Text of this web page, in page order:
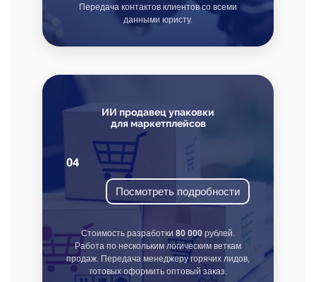
Передача контактов клиентов со всеми
данными юристу.
ИИ продавец упаковки
для маркетплейсов
04
Посмотреть подробности
Стоимость разработки 80 000 рублей.
Работа по нескольким логическим веткам
продаж. Передача менеджеру горячих лидов,
готовых оформить оптовый заказ.